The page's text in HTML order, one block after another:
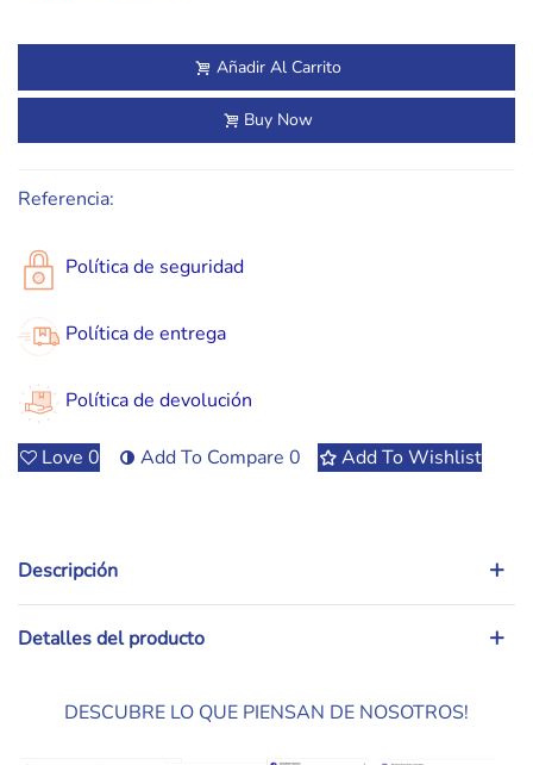
Añadir Al Carrito
Buy Now
Referencia:
Política de seguridad
Política de entrega
Política de devolución
Love 0 Add To Compare 0 Add To Wishlist
Descripción
Detalles del producto
DESCUBRE LO QUE PIENSAN DE NOSOTROS!